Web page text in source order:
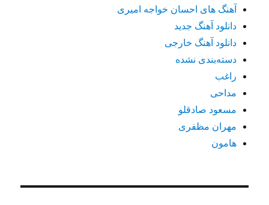
آهنگ های احسان خواجه امیری
دانلود آهنگ جدید
دانلود آهنگ خارجی
دسته‌بندی نشده
راغب
مداحی
مسعود صادقلو
مهران مظفری
هامون